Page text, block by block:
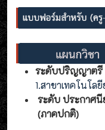
ระดับปริญญาตรี
1.สาขาเทคโนโล
ระดับ ประกาศ
(ภาคปกติ)